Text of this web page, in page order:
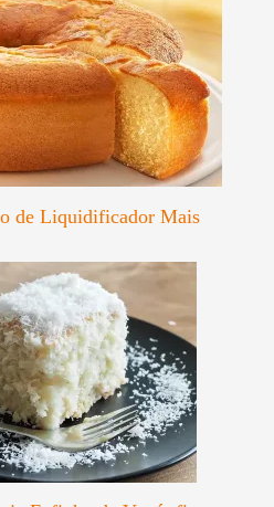
de Liquidificador Mais